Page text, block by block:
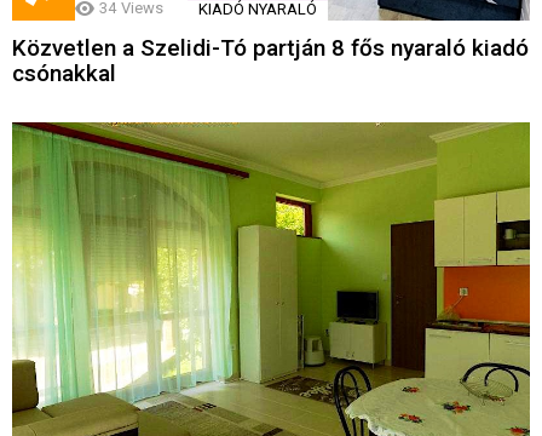
34 Views KIADÓ NYARALÓ
Közvetlen a Szelidi-Tó partján 8 fős nyaraló kiadó
csónakkal